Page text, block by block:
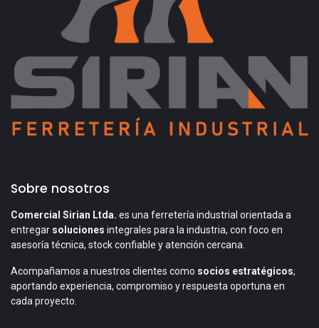
Sobre nosotros
Comercial Sirian Ltda. es una ferretería industrial orientada a
entregar soluciones integrales para la industria, con foco en
asesoría técnica, stock confiable y atención cercana.
Acompañamos a nuestros clientes como socios estratégicos,
aportando experiencia, compromiso y respuesta oportuna en
cada proyecto.